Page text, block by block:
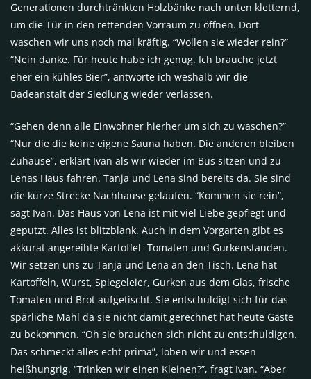
Generationen durchtränkten Holzbänke nach unten kletternd,
um die Tür in den rettenden Vorraum zu öffnen. Dort
waschen wir uns noch mal kräftig. “Wollen sie wieder rein?”
“Nein danke. Für heute habe ich genug. Ich brauche jetzt
eher ein kühles Bier”, antworte ich weshalb wir die
Badeanstalt der Siedlung wieder verlassen.
“Gehen denn alle Einwohner hierher um sich zu waschen?”
“Nur die die keine eigene Sauna haben. Die anderen bleiben
Zuhause”, erklärt Ivan als wir wieder im Bus sitzen und zu
Lenas Haus fahren. Tanja und Lena sind bereits da. Sie sind
die kurze Strecke Nachhause gelaufen. “Kommen sie rein”,
sagt Ivan. Das Haus von Lena ist mit viel Liebe gepflegt und
geputzt. Alles ist blitzblank. Auch in dem Vorgarten gibt es
akkurat angereihte Kartoffel- Tomaten und Gurkenstauden.
Wir setzen uns zu Tanja und Lena an den Tisch. Lena hat
Kartoffeln, Wurst, Spiegeleier, Gurken aus dem Glas, frische
Tomaten und Brot aufgetischt. Sie entschuldigt sich für das
spärliche Mahl da sie nicht damit gerechnet hat heute Gäste
zu bekommen. “Oh sie brauchen sich nicht zu entschuldigen.
Das schmeckt alles echt prima”, loben wir und essen
heißhungrig. “Trinken wir einen Kleinen?”, fragt Ivan. “Aber